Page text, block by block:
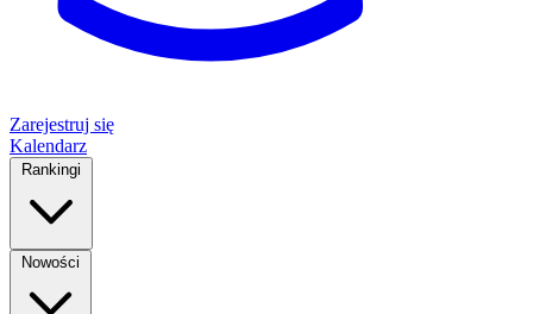
Zarejestruj się
Kalendarz
Rankingi
Nowości